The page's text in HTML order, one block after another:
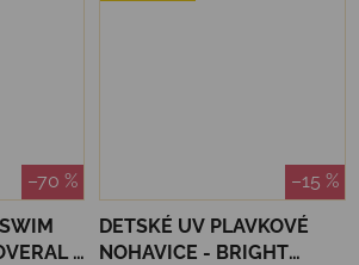
–70 %
-
–15 %
DETSKÉ UV PLAVKOVÉ
NOHAVICE - BRIGHT